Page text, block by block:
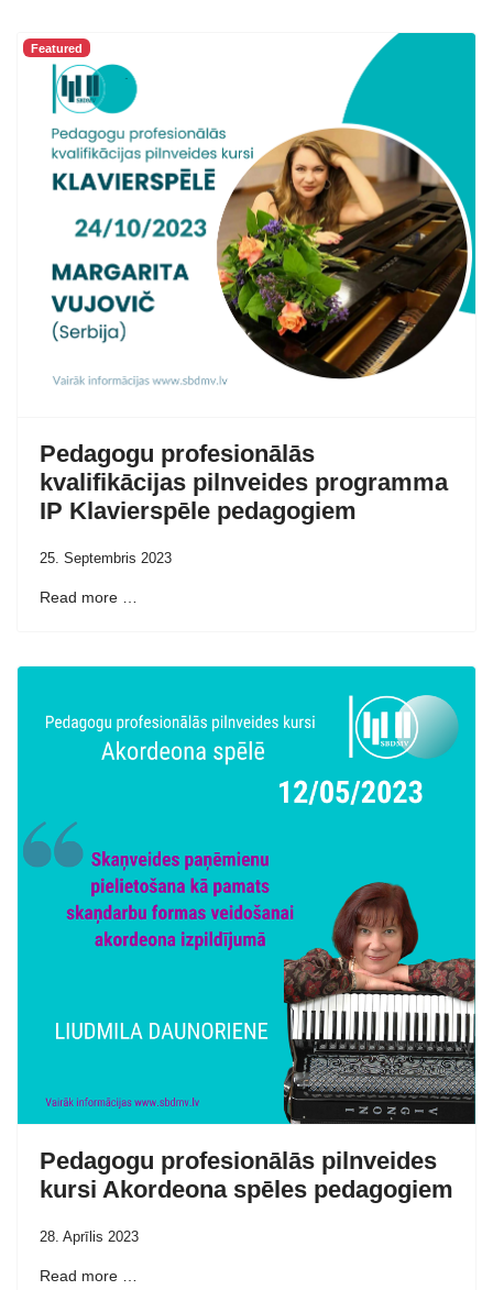
Featured
Pedagogu profesionālās
kvalifikācijas pilnveides programma
IP Klavierspēle pedagogiem
25. Septembris 2023
Read more …
Pedagogu profesionālās pilnveides
kursi Akordeona spēles pedagogiem
28. Aprīlis 2023
Read more …